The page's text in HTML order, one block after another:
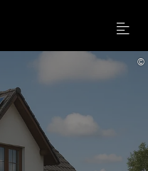
Menu
©